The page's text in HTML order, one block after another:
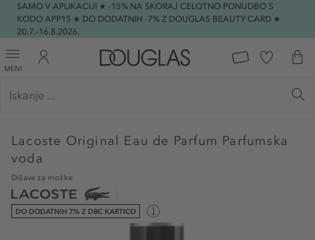
SAMO V APLIKACIJI ★ -15% NA SKORAJ CELOTNO PONUDBO S
KODO APP15 ★ DO DODATNIH -7% Z DOUGLAS BEAUTY CARD ★
20.7.-16.8.2026.
MENI
Lacoste Original Eau de Parfum Parfumska
voda
Dišave za moške
DO DODATNIH 7% Z DBC KARTICO